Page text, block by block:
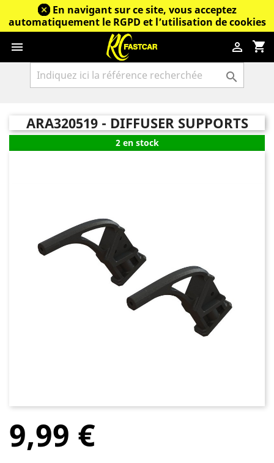
En navigant sur ce site, vous acceptez
automatiquement le RGPD et l’utilisation de cookies
 shopping_cart


ARA320519 - DIFFUSER SUPPORTS
2 en stock
9,99 €